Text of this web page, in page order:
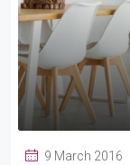
9 March 2016